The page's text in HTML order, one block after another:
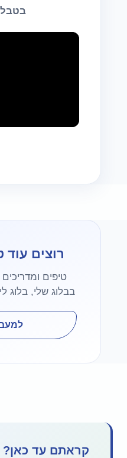
רוצים עוד
טיפים ומדריכים
בבלוג שלי, בלוג
קראתם עד כאן?